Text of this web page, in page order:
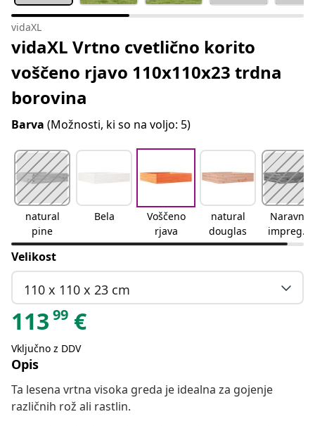
vidaXL
vidaXL Vrtno cvetlično korito
voščeno rjavo 110x110x23 trdna
borovina
Barva (Možnosti, ki so na voljo: 5)
natural
pine
Bela
Voščeno
rjava
natural
douglas
Naravno
impregni
rano
Velikost
110 x 110 x 23 cm
113 99 €
Vključno z DDV
Opis
Ta lesena vrtna visoka greda je idealna za gojenje
različnih rož ali rastlin.